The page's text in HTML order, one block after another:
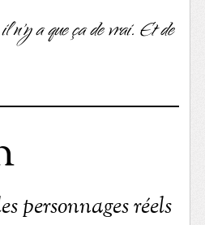
n'y a que ça de vrai. Et de
personnages réels